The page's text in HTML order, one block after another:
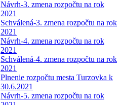
Návrh-3. zmena rozpočtu na rok
2021
Schválená-3. zmena rozpočtu na rok
2021
Návrh-4. zmena rozpočtu na rok
2021
Schválená-4. zmena rozpočtu na rok
2021
Plnenie rozpočtu mesta Turzovka k
30.6.2021
Návrh-5. zmena rozpočtu na rok